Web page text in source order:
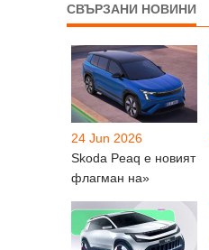
СВЪРЗАНИ НОВИНИ
24 Jun 2026
Skoda Peaq е новият
флагман на»